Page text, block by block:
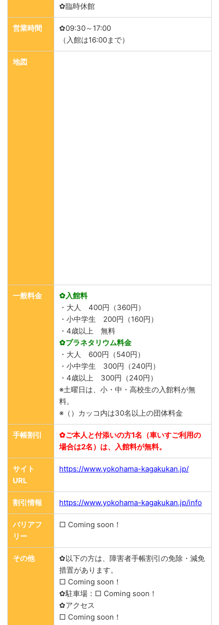
✿臨時休館
営業時間
✿09:30～17:00
（入館は16:00まで）
地図
一般料金
✿入館料
・大人 400円（360円）
・小中学生 200円（160円）
・4歳以上 無料
✿プラネタリウム料金
・大人 600円（540円）
・小中学生 300円（240円）
・4歳以上 300円（240円）
※土曜日は、小・中・高校生の入館料が無
料。
※（）カッコ内は30名以上の団体料金
手帳割引
✿ご本人と付添いの方1名（車いすご利用の
場合は2名）は、入館料が無料。
サイト
URL
https://www.yokohama-kagakukan.jp/
割引情報 https://www.yokohama-kagakukan.jp/info
バリアフ
リー
□ Coming soon！
その他
✿以下の方は、障害者手帳割引の免除・減免
措置があります。
□ Coming soon！
✿駐車場：□ Coming soon！
✿アクセス
□ Coming soon！